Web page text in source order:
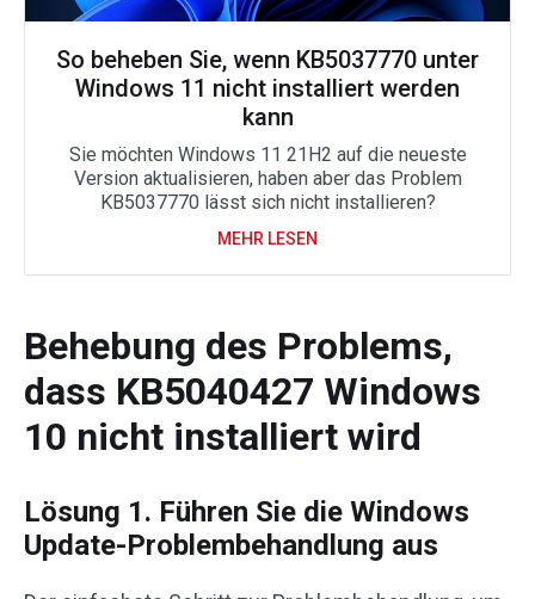
So beheben Sie, wenn KB5037770 unter
Windows 11 nicht installiert werden
kann
Sie möchten Windows 11 21H2 auf die neueste
Version aktualisieren, haben aber das Problem
KB5037770 lässt sich nicht installieren?
MEHR LESEN
Behebung des Problems,
dass KB5040427 Windows
10 nicht installiert wird
Lösung 1. Führen Sie die Windows
Update-Problembehandlung aus